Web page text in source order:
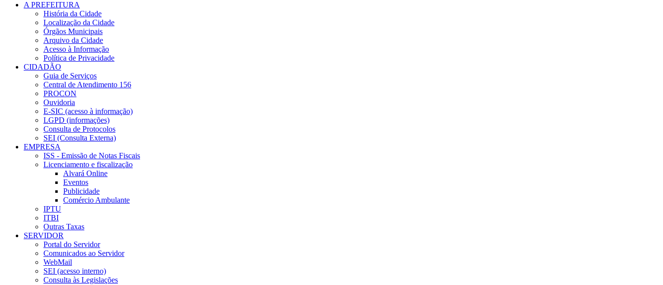
A PREFEITURA
História da Cidade
Localização da Cidade
Órgãos Municipais
Arquivo da Cidade
Acesso à Informação
Política de Privacidade
CIDADÃO
Guia de Serviços
Central de Atendimento 156
PROCON
Ouvidoria
E-SIC (acesso à informação)
LGPD (informações)
Consulta de Protocolos
SEI (Consulta Externa)
EMPRESA
ISS - Emissão de Notas Fiscais
Licenciamento e fiscalização
Alvará Online
Eventos
Publicidade
Comércio Ambulante
IPTU
ITBI
Outras Taxas
SERVIDOR
Portal do Servidor
Comunicados ao Servidor
WebMail
SEI (acesso interno)
Consulta às Legislações